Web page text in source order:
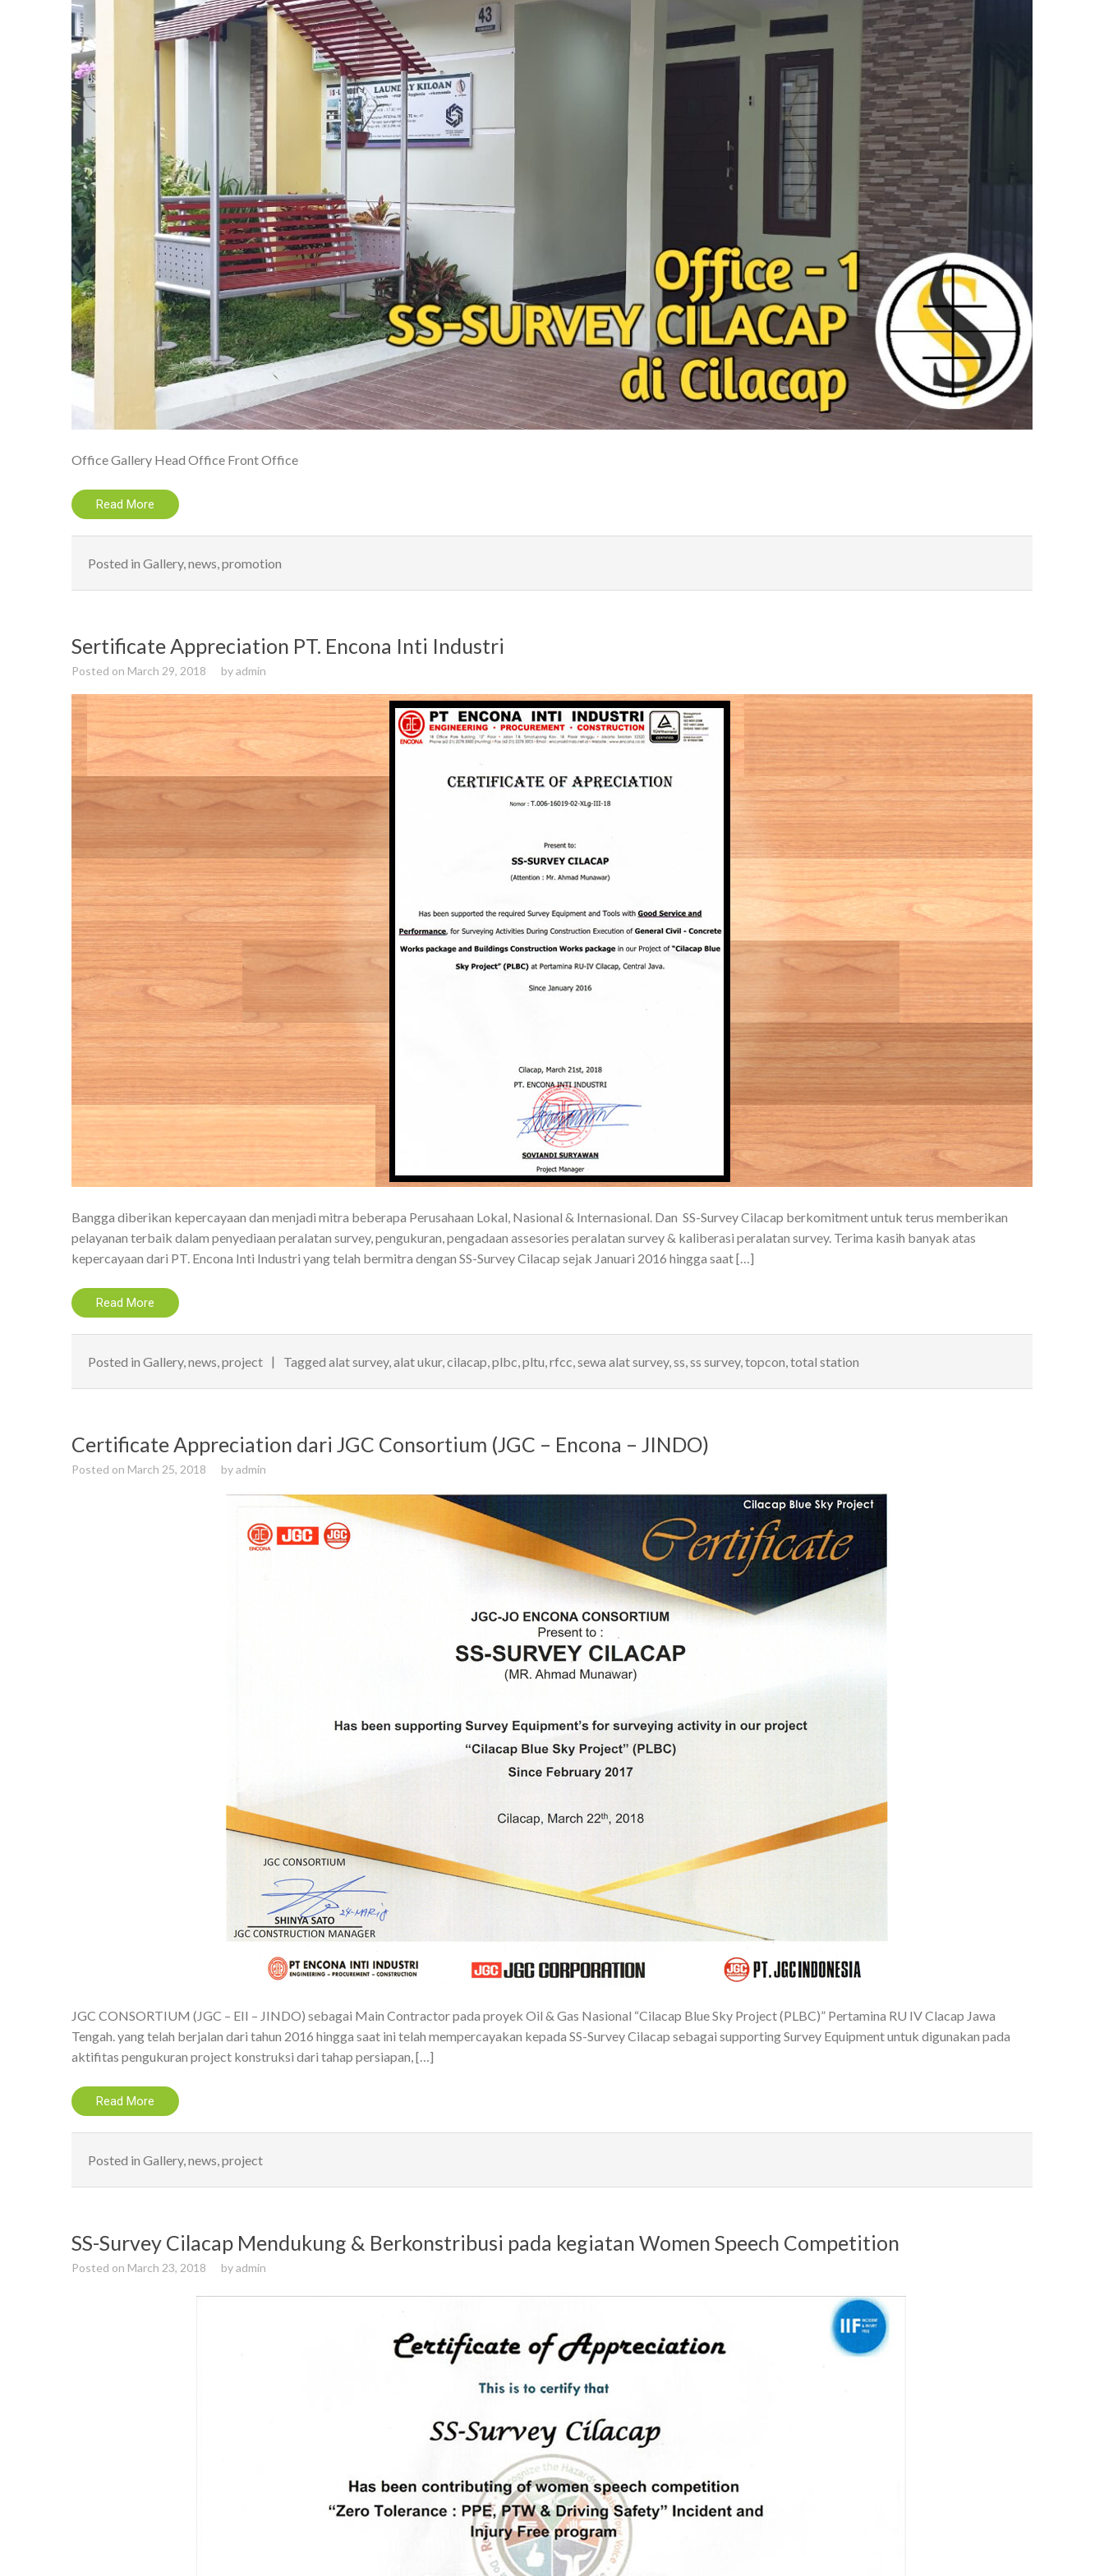
Office Gallery Head Office Front Office
Read More
Posted in Gallery,news,promotion
Sertificate Appreciation PT. Encona Inti Industri
Posted on March 29, 2018 byadmin
Bangga diberikan kepercayaan dan menjadi mitra beberapa Perusahaan Lokal, Nasional & Internasional. Dan SS-Survey Cilacap berkomitment untuk terus memberikan
pelayanan terbaik dalam penyediaan peralatan survey, pengukuran, pengadaan assesories peralatan survey & kaliberasi peralatan survey. Terima kasih banyak atas
kepercayaan dari PT. Encona Inti Industri yang telah bermitra dengan SS-Survey Cilacap sejak Januari 2016 hingga saat […]
Read More
Posted in Gallery,news,project Tagged alat survey,alat ukur,cilacap,plbc,pltu,rfcc,sewa alat survey,ss,ss survey,topcon,total station
Certificate Appreciation dari JGC Consortium (JGC – Encona – JINDO)
Posted on March 25, 2018 byadmin
JGC CONSORTIUM (JGC – EII – JINDO) sebagai Main Contractor pada proyek Oil & Gas Nasional “Cilacap Blue Sky Project (PLBC)” Pertamina RU IV Clacap Jawa
Tengah. yang telah berjalan dari tahun 2016 hingga saat ini telah mempercayakan kepada SS-Survey Cilacap sebagai supporting Survey Equipment untuk digunakan pada
aktifitas pengukuran project konstruksi dari tahap persiapan, […]
Read More
Posted in Gallery,news,project
SS-Survey Cilacap Mendukung & Berkonstribusi pada kegiatan Women Speech Competition
Posted on March 23, 2018 byadmin